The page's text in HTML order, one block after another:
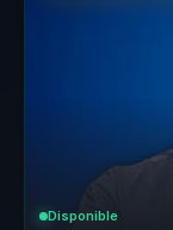
Disponible